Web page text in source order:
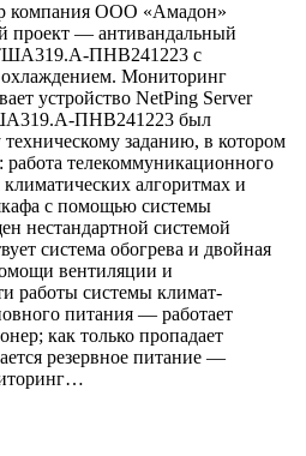
компания ООО «Амадон»
проект — антивандальный
ПНВ241223 с
Мониторинг
устройство NetPing Server
ПНВ241223 был
заданию, в котором
телекоммуникационного
алгоритмах и
с помощью системы
нестандартной системой
система обогрева и двойная
вентиляции и
работы системы климат-
питания — работает
как только пропадает
резервное питание —